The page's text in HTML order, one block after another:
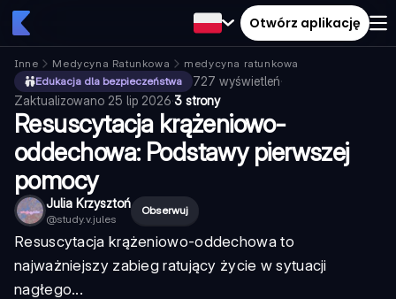
Otwórz aplikację
Inne Medycyna Ratunkowa
medycyna ratunkowa
Edukacja dla bezpieczeństwa
727 wyświetleń·
Zaktualizowano 25 lip 2026·3 strony
Resuscytacja krążeniowo-
oddechowa: Podstawy pierwszej
pomocy
Julia Krzysztoń
@study.v.jules
Obserwuj
Resuscytacja krążeniowo-oddechowa to
najważniejszy zabieg ratujący życie w sytuacji
nagłego...